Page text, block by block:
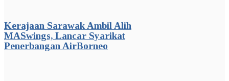
Kerajaan Sarawak Ambil Alih
MASwings, Lancar Syarikat
Penerbangan AirBorneo